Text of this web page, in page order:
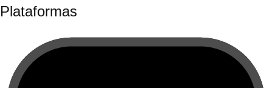
Plataformas